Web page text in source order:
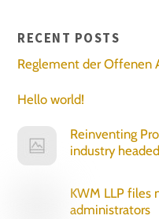
RECENT POSTS
Reglement der Offenen
Hello world!
Reinventing
industry
KWM LLP
administrators